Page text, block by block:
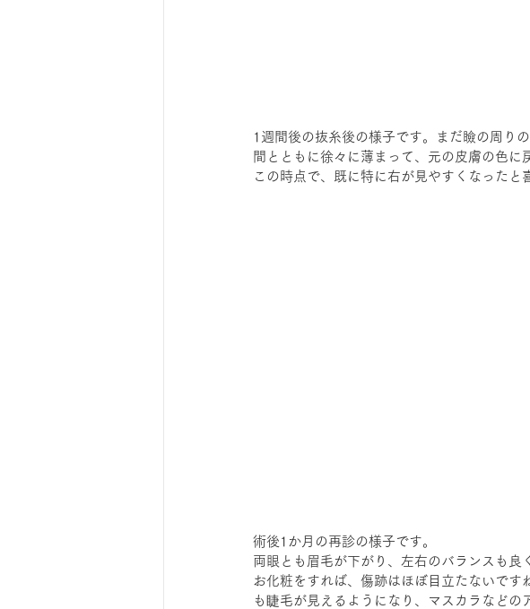
1週間後の抜糸後の様子です。まだ瞼の周り
間とともに徐々に薄まって、元の皮膚の色に
この時点で、既に特に右が見やすくなったと
術後1か月の再診の様子です。
両眼とも眉毛が下がり、左右のバランスも良
お化粧をすれば、傷跡はほぼ目立たないです
も睫毛が見えるようになり、マスカラなどの